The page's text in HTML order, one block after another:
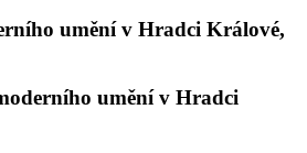
umění v Hradci Králové,
umění v Hradci